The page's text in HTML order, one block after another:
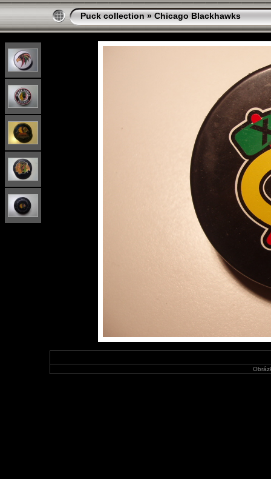
Puck collection » Chicago Blackhawks